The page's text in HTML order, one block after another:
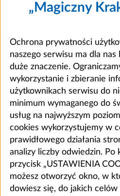
„Magiczny
Ochrona prywatności
naszego serwisu ma dla nas
duże znaczenie.
wykorzystanie i zbieranie
użytkownikach serwisu do
minimum wymaganego do
usług na najwyższym
cookies wykorzystujemy w
prawidłowego działania
analizy liczby odwiedzin. Po
przycisk „USTAWIENIA
możesz otworzyć okno, w
dowiesz się, do jakich celów